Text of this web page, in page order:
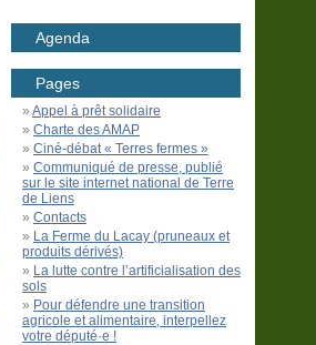
Agenda
Pages
Appel à prêt solidaire
Charte des AMAP
Ciné-débat « Terres fermes »
Communiqué de presse, publié
sur le site internet national de Terre
de Liens
Contacts
La Ferme du Lacay (pruneaux et
produits dérivés)
La lutte contre l’artificialisation des
sols
Pour défendre une transition
agricole et alimentaire, interpellez
votre député·e !